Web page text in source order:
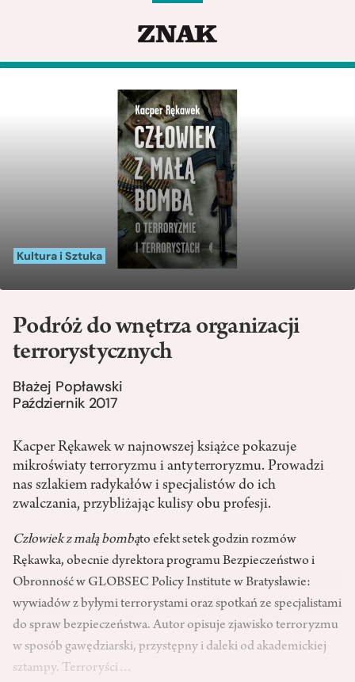
Kultura i Sztuka
Podróż do wnętrza organizacji
terrorystycznych
Błażej Popławski
Październik 2017
Kacper Rękawek w najnowszej książce pokazuje
mikroświaty terroryzmu i antyterroryzmu. Prowadzi
nas szlakiem radykałów i specjalistów do ich
zwalczania, przybliżając kulisy obu profesji.
Człowiek z małą bombąto efekt setek godzin rozmów
Rękawka, obecnie dyrektora programu Bezpieczeństwo i
Obronność w GLOBSEC Policy Institute w Bratysławie:
wywiadów z byłymi terrorystami oraz spotkań ze specjalistami
do spraw bezpieczeństwa. Autor opisuje zjawisko terroryzmu
w sposób gawędziarski, przystępny i daleki od akademickiej
sztampy. Terroryści…